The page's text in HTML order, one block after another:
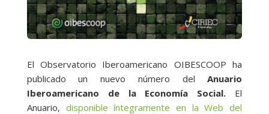
El Observatorio Iberoamericano OIBESCOOP ha
publicado un nuevo número delAnuario
Iberoamericano de la Economía Social. El
Anuario, disponible íntegramente en la Web del